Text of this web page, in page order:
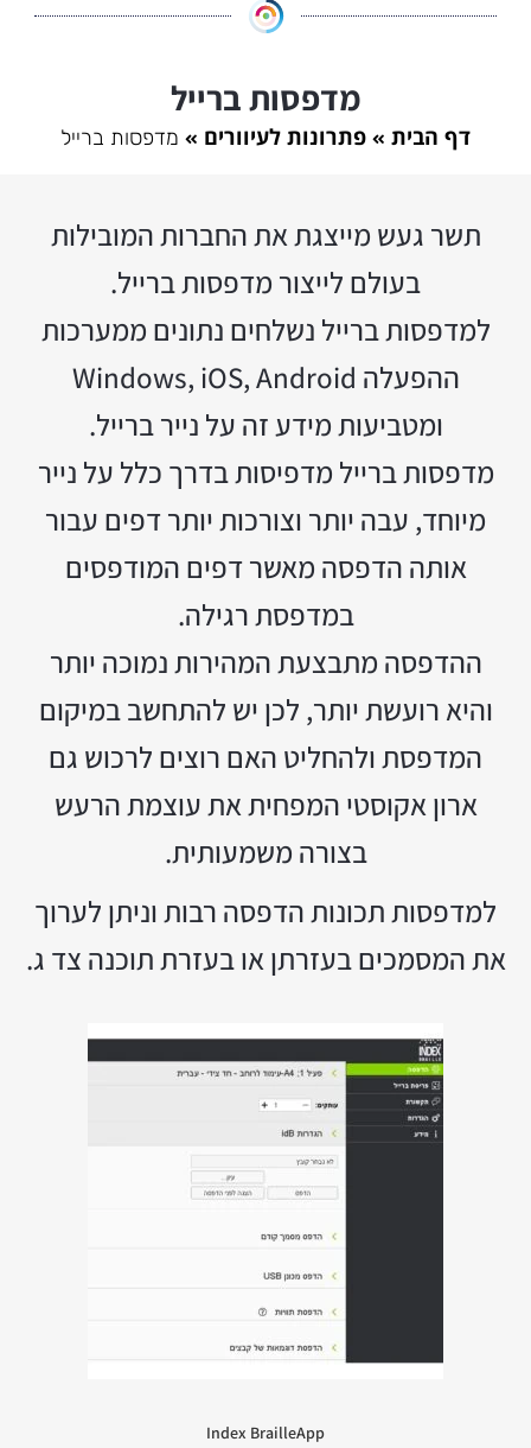
מדפסות ברייל
דף הבית פתרונות לעיוורים מדפסות ברייל
תשר געש מייצגת את החברות המובילות
בעולם לייצור מדפסות ברייל.
למדפסות ברייל נשלחים נתונים ממערכות
ההפעלה Windows, iOS, Android
ומטביעות מידע זה על נייר ברייל.
מדפסות ברייל מדפיסות בדרך כלל על נייר
מיוחד, עבה יותר וצורכות יותר דפים עבור
אותה הדפסה מאשר דפים המודפסים
במדפסת רגילה.
ההדפסה מתבצעת המהירות נמוכה יותר
והיא רועשת יותר, לכן יש להתחשב במיקום
המדפסת ולהחליט האם רוצים לרכוש גם
ארון אקוסטי המפחית את עוצמת הרעש
בצורה משמעותית.
למדפסות תכונות הדפסה רבות וניתן לערוך
את המסמכים בעזרתן או בעזרת תוכנה צד ג.
Index BrailleApp